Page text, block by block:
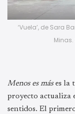
‘Vuela’, de Sara
Menos es máses la
proyecto actualiza
sentidos. El